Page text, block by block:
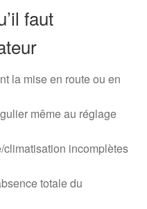
faut
la mise en route ou en
même au réglage
incomplètes
totale du